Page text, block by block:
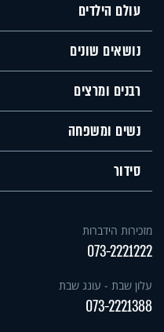
עולם הילדים
נושאים שונים
רבנים ומרצים
נשים ומשפחה
סידור
מזכירות הידברות
073-2221222
עלון שבת - עונג שבת
073-2221388